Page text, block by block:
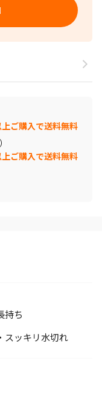
ご購入で送料無料
ご購入で送料無料
持ち
スッキリ水切れ